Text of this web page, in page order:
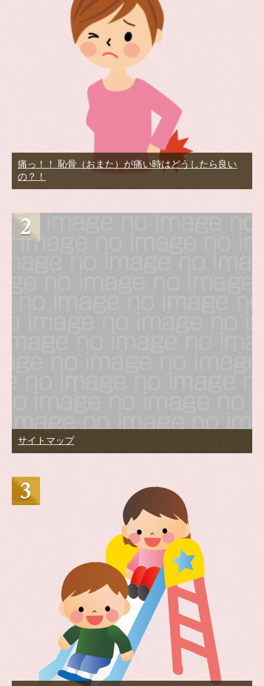
痛っ！！ 恥骨（おまた）が痛い時はどうしたら良い
の？！
サイトマップ